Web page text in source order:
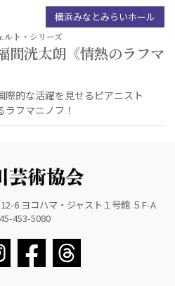
横浜みなとみらいホール
ルト・シリーズ
洸太朗《情熱のラフマ
際的な活躍を見せるピアニスト
フマニノフ！
6 ヨコハマ・ジャスト１号館 ５F-A
453-5080